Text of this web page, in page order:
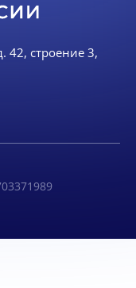
42, строение 3,